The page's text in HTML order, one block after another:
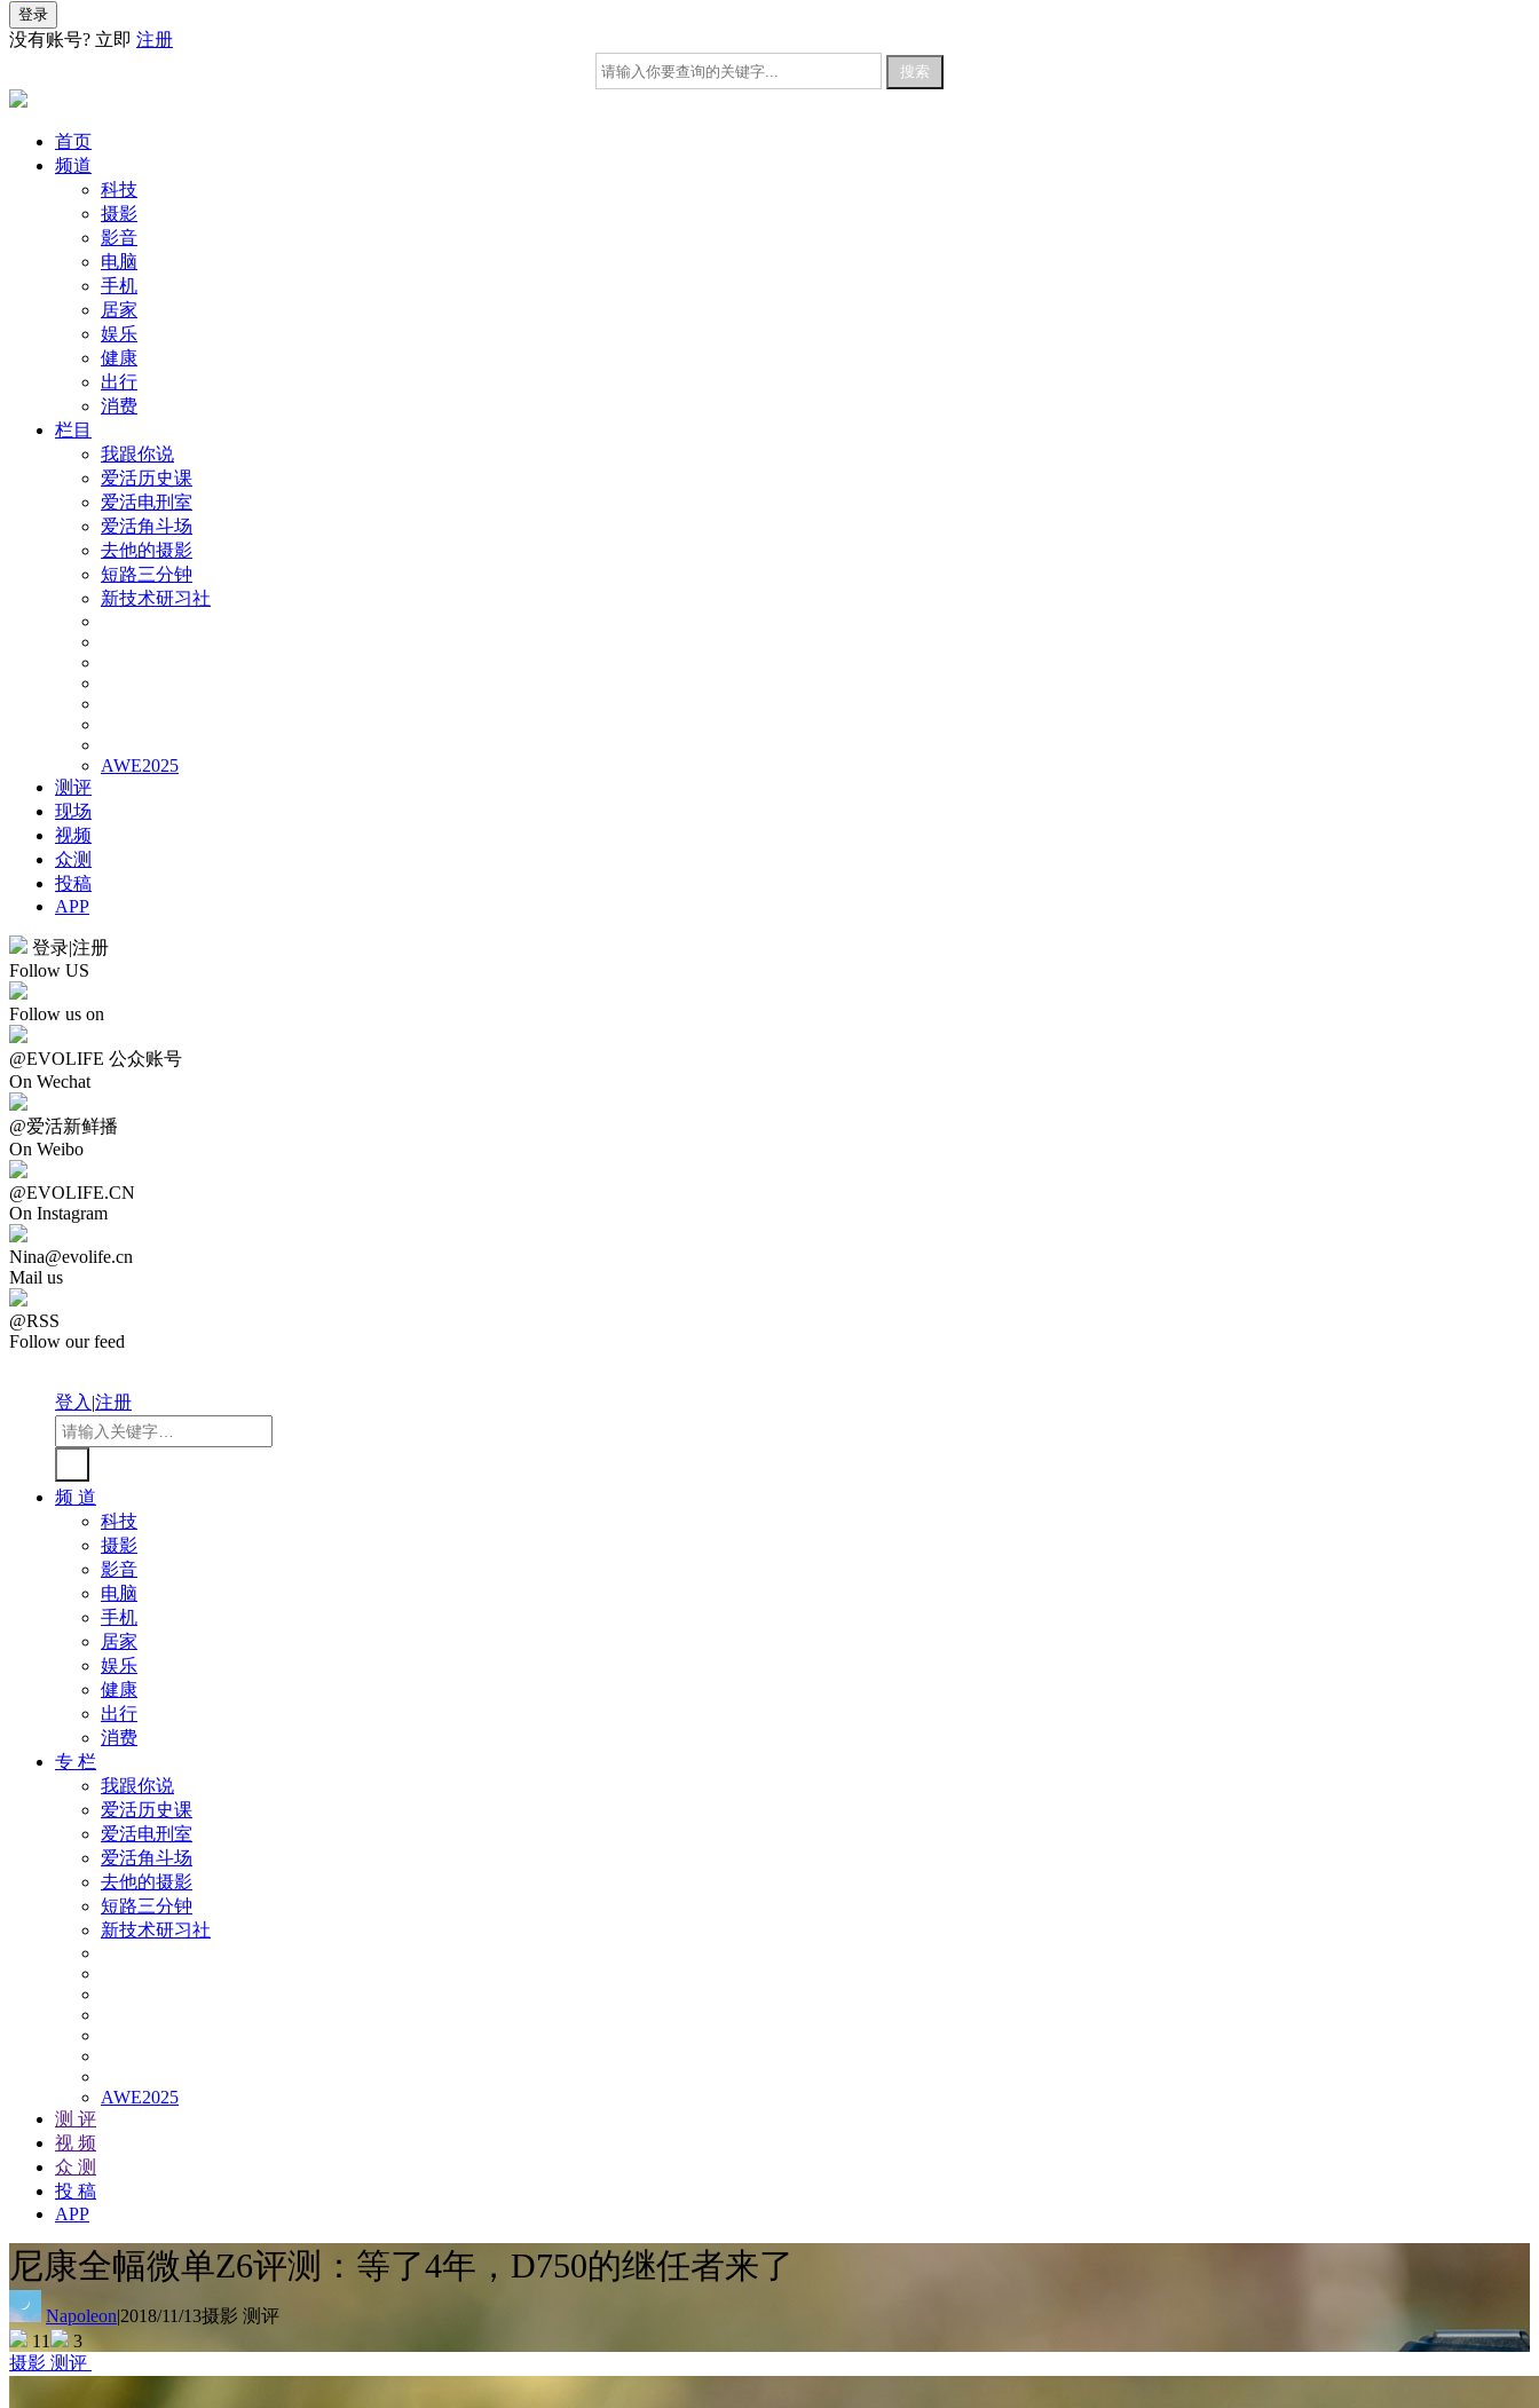
没有账号? 立即 注册
首页
频道
科技
摄影
影音
电脑
手机
居家
娱乐
健康
出行
消费
栏目
我跟你说
爱活历史课
爱活电刑室
爱活角斗场
去他的摄影
短路三分钟
新技术研习社
AWE2025
测评
现场
视频
众测
投稿
APP
登录|注册
Follow US
Follow us on
@EVOLIFE 公众账号
On Wechat
@爱活新鲜播
On Weibo
@EVOLIFE.CN
On Instagram
Nina@evolife.cn
Mail us
@RSS
Follow our feed
登入|注册
频 道
科技
摄影
影音
电脑
手机
居家
娱乐
健康
出行
消费
专 栏
我跟你说
爱活历史课
爱活电刑室
爱活角斗场
去他的摄影
短路三分钟
新技术研习社
AWE2025
测 评
视 频
众 测
投 稿
APP
尼康全幅微单Z6评测：等了4年，D750的继任者来了
Napoleon|2018/11/13摄影 测评
11
3
摄影 测评